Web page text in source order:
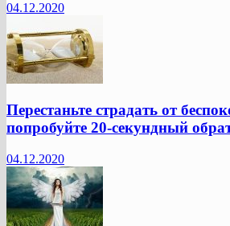
04.12.2020
Перестаньте страдать от
попробуйте 20-секундный
04.12.2020